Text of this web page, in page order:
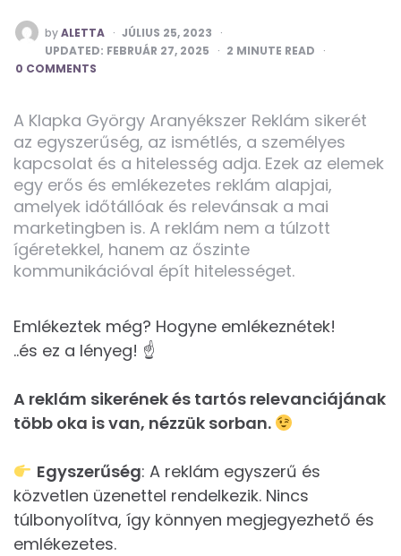
POSTED
BY
byALETTA
JÚLIUS 25, 2023
UPDATED: FEBRUÁR 27, 2025 2 MINUTE READ
0 COMMENTS
A Klapka György Aranyékszer Reklám sikerét
az egyszerűség, az ismétlés, a személyes
kapcsolat és a hitelesség adja. Ezek az elemek
egy erős és emlékezetes reklám alapjai,
amelyek időtállóak és relevánsak a mai
marketingben is. A reklám nem a túlzott
ígéretekkel, hanem az őszinte
kommunikációval épít hitelességet.
Emlékeztek még? Hogyne emlékeznétek!
..és ez a lényeg! ☝
A reklám sikerének és tartós relevanciájának
több oka is van, nézzük sorban.
Egyszerűség: A reklám egyszerű és
közvetlen üzenettel rendelkezik. Nincs
túlbonyolítva, így könnyen megjegyezhető és
emlékezetes.